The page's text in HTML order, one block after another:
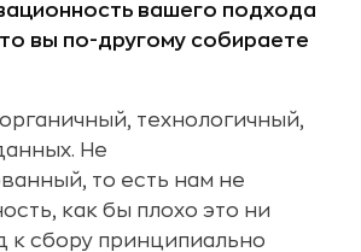
вашего подхода
вы по-другому собираете
технологичный,
Не
то есть нам не
как бы плохо это ни
к сбору принципиально